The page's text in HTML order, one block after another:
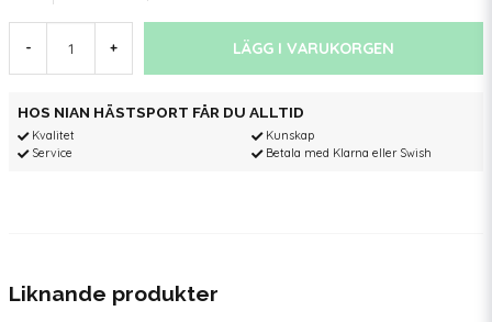
- + LÄGG I VARUKORGEN
HOS NIAN HÄSTSPORT FÅR DU ALLTID
Kvalitet
Service
Kunskap
Betala med Klarna eller Swish
Liknande produkter